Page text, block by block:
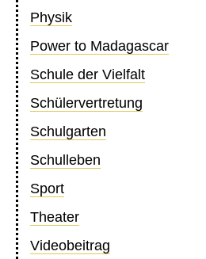
Physik
Power to Madagascar
Schule der Vielfalt
Schülervertretung
Schulgarten
Schulleben
Sport
Theater
Videobeitrag